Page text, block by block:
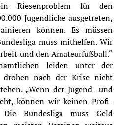
Riesenproblem für den
Jugendliche ausgetreten,
können. Es müssen
muss mithelfen. Wir
und den Amateurfußball.“
leiden unter der
nach der Krise nicht
„Wenn der Jugend- und
können wir keinen Profi-
Bundesliga muss Geld